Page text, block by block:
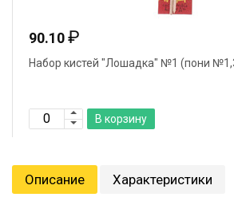
90.10₽
Набор кистей "Лошадка" №1 (пони
В корзину
Описание Характеристики